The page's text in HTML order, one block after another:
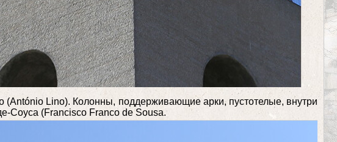
(António Lino). Колонны, поддерживающие арки, пустотелые, внутри
Соуса (Francisco Franco de Sousa.